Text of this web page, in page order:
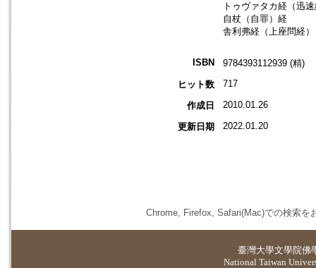
トゥヴァタカ経（迅
自杖（自罪）経
舎利弗経（上座問経）
ISBN
9784393112939 (精)
ヒット数
717
作成日 2010.01.26
更新日期 2022.01.20
Chrome, Firefox, Safari(Mac)での検索を
臺灣大學文學院佛
National Taiwan